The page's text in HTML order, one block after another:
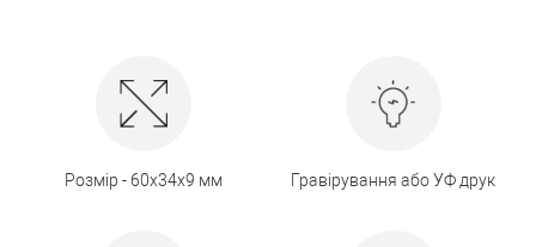
Розмір - 60х34х9 мм Гравірування або УФ друк